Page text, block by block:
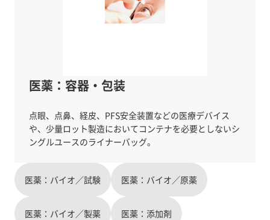
医薬：容器・包装
点眼、点鼻、経皮、PFS安全装置などの医療デバイス
や、少量ロット製造においてコンテナを必要としないシ
医薬：バイオ／試験 医薬：バイオ／原薬
医薬：バイオ／製薬 医薬：添加剤